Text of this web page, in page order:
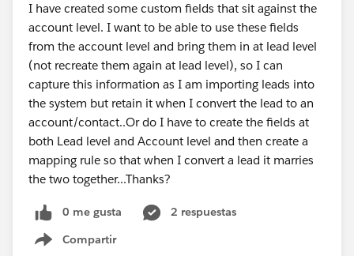
I have created some custom fields that sit against the
account level. I want to be able to use these fields
from the account level and bring them in at lead level
(not recreate them again at lead level), so I can
capture this information as I am importing leads into
the system but retain it when I convert the lead to an
account/contact..Or do I have to create the fields at
both Lead level and Account level and then create a
mapping rule so that when I convert a lead it marries
the two together...Thanks?
0 me gusta
2 respuestas
Compartir
Show menu